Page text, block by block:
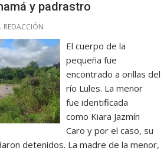
y padrastro
REDACCIÓN
El cuerpo de la
pequeña fue
encontrado a orillas del
río Lules. La menor
fue identificada
como Kiara Jazmín
Caro y por el caso, su
detenidos. La madre de la menor,